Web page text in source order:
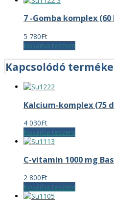
7 -Gomba komplex
5 780Ft
Kosárba teszem
Kapcsolódó
Kalcium-komplex (75
4 030Ft
Kosárba teszem
C-vitamin 1000 mg
2 800Ft
Kosárba teszem